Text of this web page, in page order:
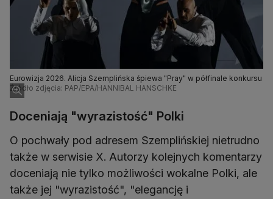
Eurowizja 2026. Alicja Szemplińska śpiewa "Pray" w półfinale konkursu
Źródło zdjęcia: PAP/EPA/HANNIBAL HANSCHKE
Doceniają "wyrazistość" Polki
O pochwały pod adresem Szemplińskiej nietrudno
także w serwisie X. Autorzy kolejnych komentarzy
doceniają nie tylko możliwości wokalne Polki, ale
także jej "wyrazistość", "elegancję i